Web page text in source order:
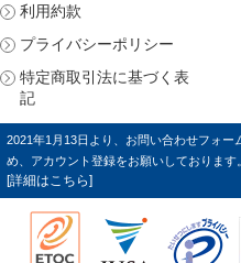
利用約款
プライバシーポリシー
特定商取引法に基づく表
記
2021年1月13日より、お問い合わせフォ
め、アカウント登録をお願いしております
[詳細はこちら]